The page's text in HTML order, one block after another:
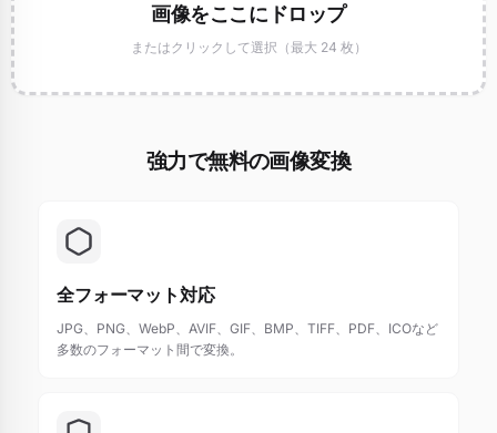
画像をここにドロップ
またはクリックして選択（最大 24 枚）
強力で無料の画像変換
全フォーマット対応
JPG、PNG、WebP、AVIF、GIF、BMP、TIFF、PDF、ICOなど
多数のフォーマット間で変換。